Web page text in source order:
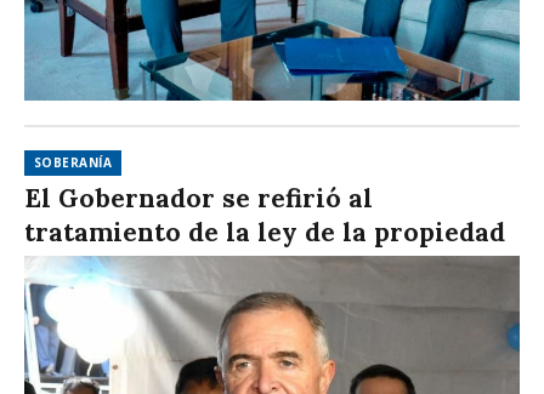
SOBERANÍA
El Gobernador se refirió al
tratamiento de la ley de la propiedad